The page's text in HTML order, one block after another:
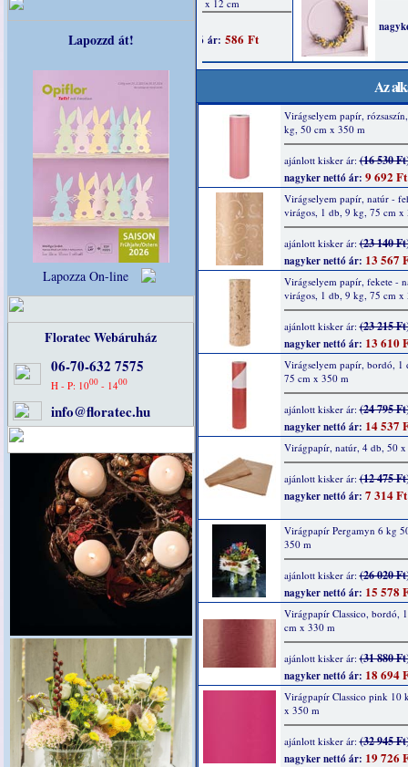
Lapozzd át!
Lapozza On-line
Floratec Webáruház
06-70-632 7575
H - P: 1000 - 1400
info@floratec.hu
Az
Virágselyem papír,
kg, 50 cm x 350 m
ajánlott kisker ár:(16 530
nagyker nettó ár: 9 692 Ft
Virágselyem papír, natúr -
virágos, 1 db, 9 kg, 75 cm x
ajánlott kisker ár:(23 140
nagyker nettó ár: 13 567
Virágselyem papír, fekete -
virágos, 1 db, 9 kg, 75 cm x
ajánlott kisker ár:(23 215
nagyker nettó ár: 13 610
Virágselyem papír, bordó, 1
75 cm x 350 m
ajánlott kisker ár:(24 795
nagyker nettó ár: 14 537
Virágpapír, natúr, 4 db, 50 x
ajánlott kisker ár:(12 475
nagyker nettó ár: 7 314 Ft
Virágpapír Pergamyn 6 kg
350 m
ajánlott kisker ár:(26 020
nagyker nettó ár: 15 578
Virágpapír Classico, bordó,
cm x 330 m
ajánlott kisker ár:(31 880
nagyker nettó ár: 18 694
Virágpapír Classico pink 10
x 350 m
ajánlott kisker ár:(32 945
nagyker nettó ár: 19 726